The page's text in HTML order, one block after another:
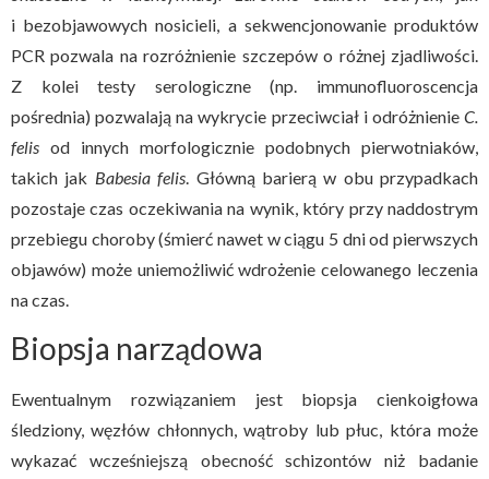
i bezobjawowych nosicieli, a sekwencjonowanie produktów
PCR pozwala na rozróżnienie szczepów o różnej zjadliwości.
Z kolei testy serologiczne (np. immunofluoroscencja
pośrednia) pozwalają na wykrycie przeciwciał i odróżnienie C.
felis od innych morfologicznie podobnych pierwotniaków,
takich jak Babesia felis. Główną barierą w obu przypadkach
pozostaje czas oczekiwania na wynik, który przy naddostrym
przebiegu choroby (śmierć nawet w ciągu 5 dni od pierwszych
objawów) może uniemożliwić wdrożenie celowanego leczenia
na czas.
Biopsja narządowa
Ewentualnym rozwiązaniem jest biopsja cienkoigłowa
śledziony, węzłów chłonnych, wątroby lub płuc, która może
wykazać wcześniejszą obecność schizontów niż badanie